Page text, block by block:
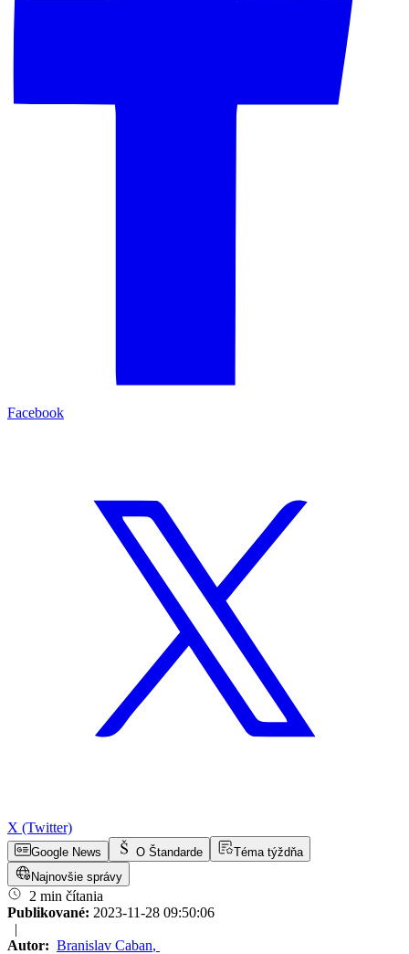
Facebook
X (Twitter)
Google News O Štandarde
Téma týždňa
Najnovšie správy
2 min čítania
Publikované: 2023-11-28 09:50:06
|
Autor: Branislav Caban,